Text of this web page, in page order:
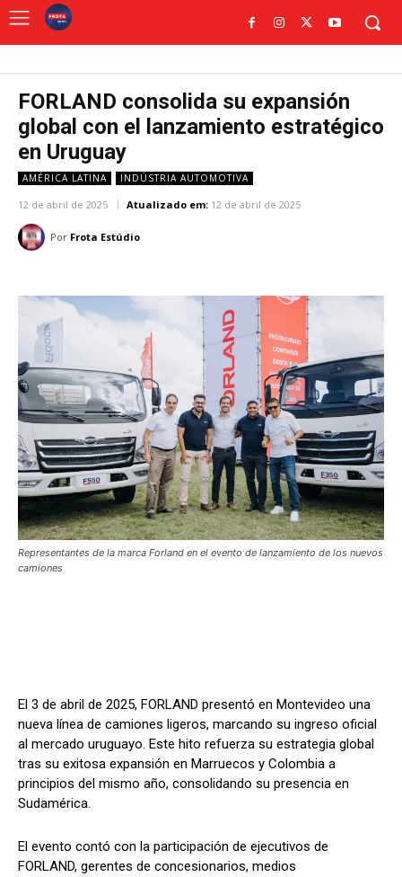
FORLAND consolida su expansión
global con el lanzamiento estratégico
en Uruguay
AMÉRICA LATINA INDÚSTRIA AUTOMOTIVA
12 de abril de 2025 Atualizado em: 12 de abril de 2025
Por Frota Estúdio
Representantes de la marca Forland en el evento de lanzamiento de los nuevos
camiones
El 3 de abril de 2025, FORLAND presentó en Montevideo una
nueva línea de camiones ligeros, marcando su ingreso oficial
al mercado uruguayo. Este hito refuerza su estrategia global
tras su exitosa expansión en Marruecos y Colombia a
principios del mismo año, consolidando su presencia en
Sudamérica.
El evento contó con la participación de ejecutivos de
FORLAND, gerentes de concesionarios, medios